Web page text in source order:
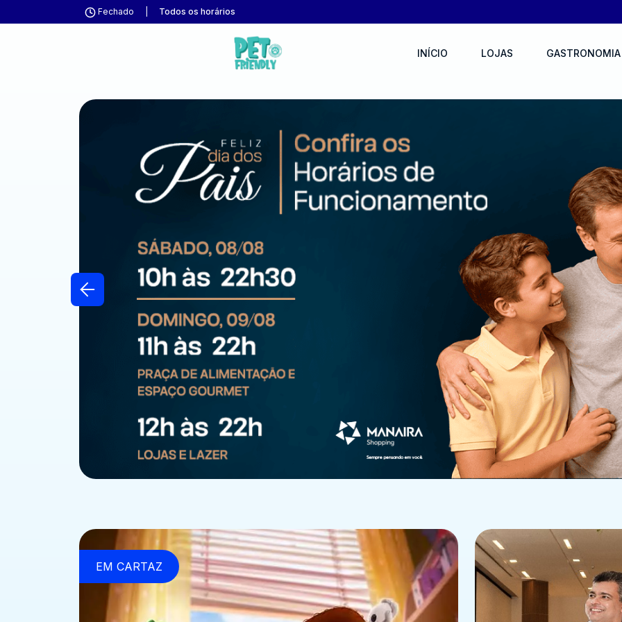
Fechado Todos os horários
INÍCIO LOJAS GASTRONOMIA
Previous
EM CARTAZ